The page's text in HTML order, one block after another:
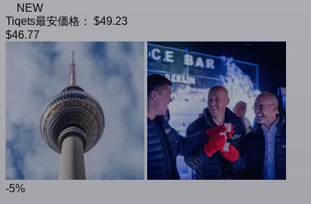
NEW
Tiqets最安価格：
$49.23
$46.77
-5%